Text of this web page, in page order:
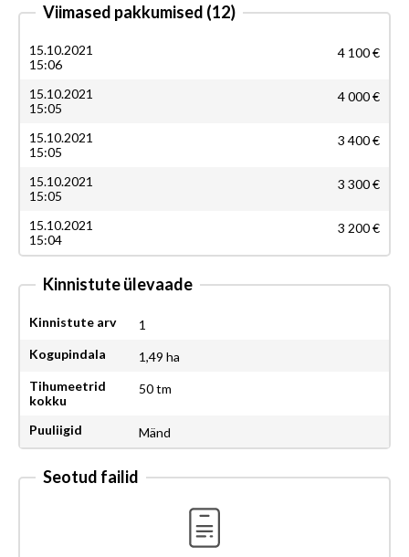
Viimased pakkumised (12)
15.10.2021
15:06
4 100 €
15.10.2021
15:05
4 000 €
15.10.2021
15:05
3 400 €
15.10.2021
15:05
3 300 €
15.10.2021
15:04
3 200 €
Kinnistute ülevaade
Kinnistute arv
1
Kogupindala
1,49 ha
Tihumeetrid
kokku
50 tm
Puuliigid Mänd
Seotud failid